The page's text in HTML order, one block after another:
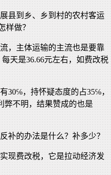
县到乡、乡到村的农村客运
样做？
，主体运输的主流也是要靠
天是36.66元左右，如费改税
30℅，持怀疑态度的占35℅，
弊不明，结果赞成的也是
补的办法是什么？补多少？
现费改税，它是拉动经济发